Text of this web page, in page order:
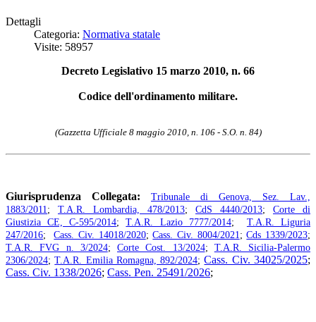
Dettagli
Categoria: Normativa statale
Visite: 58957
Decreto Legislativo 15 marzo 2010, n. 66
Codice dell'ordinamento militare.
(Gazzetta Ufficiale 8 maggio 2010, n. 106 - S.O. n. 84)
Giurisprudenza Collegata: Tribunale di Genova, Sez. Lav.,
1883/2011 ; T.A.R. Lombardia, 478/2013; CdS 4440/2013; Corte di
Giustizia CE, C-595/2014;T.A.R. Lazio 7777/2014; T.A.R. Liguria
247/2016;Cass. Civ. 14018/2020;Cass. Civ. 8004/2021 ;Cds 1339/2023;
T.A.R. FVG n. 3/2024; Corte Cost. 13/2024; T.A.R. Sicilia-Palermo
2306/2024;T.A.R. Emilia Romagna, 892/2024; Cass. Civ. 34025/2025;
Cass. Civ. 1338/2026; Cass. Pen. 25491/2026;